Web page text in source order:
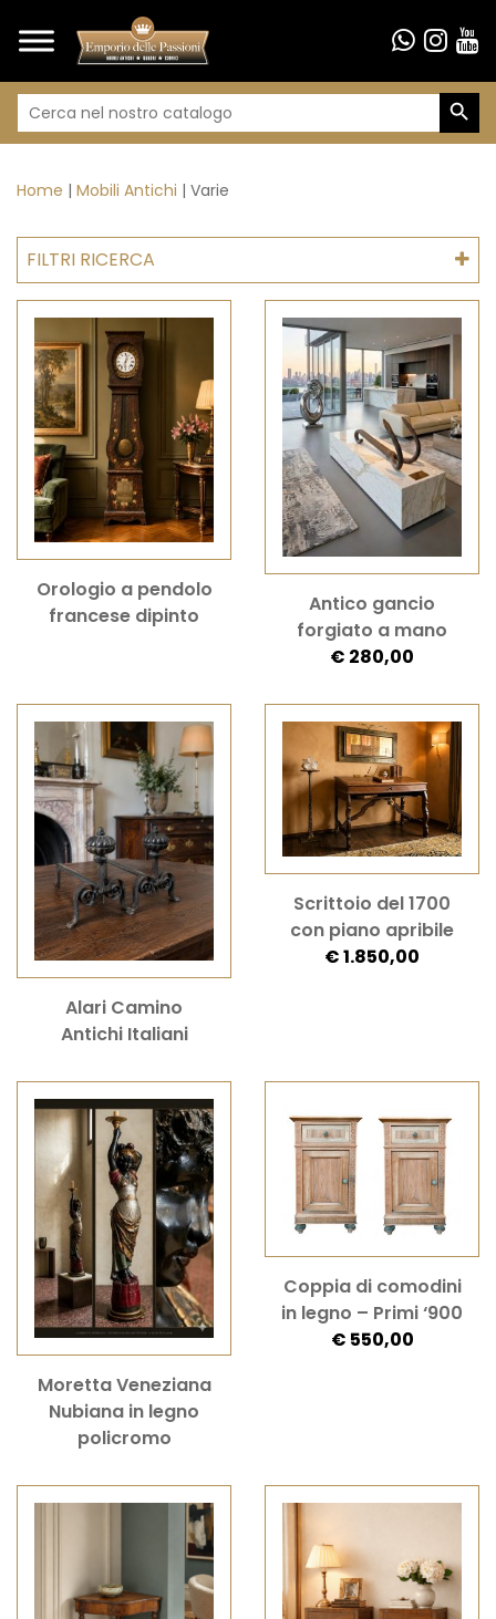
Search
for:
Search Button
Home Mobili Antichi Varie
FILTRI RICERCA
Orologio a pendolo
francese dipinto
Antico gancio
forgiato a mano
€ 280,00
Alari Camino
Antichi Italiani
Scrittoio del 1700
con piano apribile
€ 1.850,00
Moretta Veneziana
Nubiana in legno
policromo
Coppia di comodini
in legno – Primi ‘900
€ 550,00